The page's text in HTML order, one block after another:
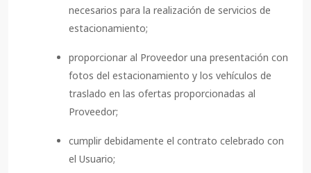
necesarios para la realización de servicios de
estacionamiento;
proporcionar al Proveedor una presentación con
fotos del estacionamiento y los vehículos de
traslado en las ofertas proporcionadas al
Proveedor;
cumplir debidamente el contrato celebrado con
el Usuario;